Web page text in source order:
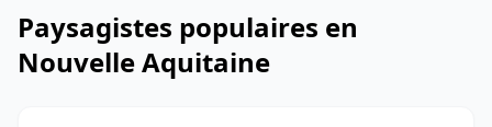
Paysagistes populaires en
Nouvelle Aquitaine